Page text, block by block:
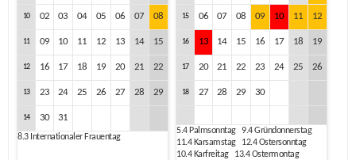
10 02 03 04 05 06 07 08
11 09 10 11 12 13 14 15
12 16 17 18 19 20 21 22
13 23 24 25 26 27 28 29
14 30 31
8.3Internationaler Frauentag
15 06 07 08 09 10 11 12
16 13 14 15 16 17 18 19
17 20 21 22 23 24 25 26
18 27 28 29 30
5.4Palmsonntag 9.4Gründonnerstag
11.4Karsamstag 12.4Ostersonntag
10.4Karfreitag 13.4Ostermontag